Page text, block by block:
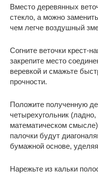
Вместо деревянных
стекло, а можно
чем легче воздушный
Согните веточки крест-
закрепите место
веревкой и смажьте
прочности.
Положите полученную
четырехугольник
математическом
палочки будут
бумажной основе,
Нарежьте из кальки